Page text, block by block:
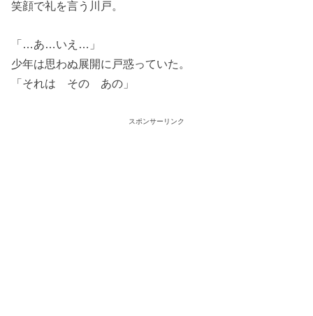
笑顔で礼を言う川戸。
「…あ…いえ…」
少年は思わぬ展開に戸惑っていた。
「それは その あの」
スポンサーリンク